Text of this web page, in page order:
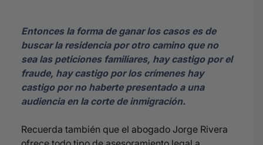
Entonces la forma de ganar los casos es de
buscar la residencia por otro camino que no
sea las peticiones familiares, hay castigo por el
fraude, hay castigo por los crímenes hay
castigo por no haberte presentado a una
audiencia en la corte de inmigración.
Recuerda también que el abogado Jorge Rivera